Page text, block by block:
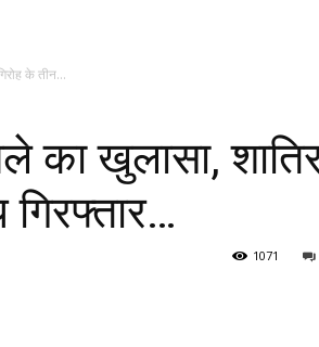
के तीन...
का खुलासा,
1071